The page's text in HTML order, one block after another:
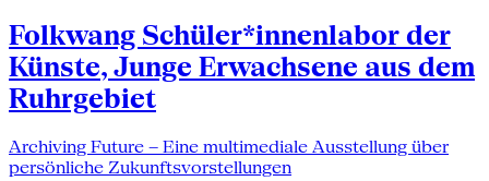
Folkwang Schüler*innenlabor der
Künste, Junge Erwachsene aus dem
Ruhrgebiet
Archiving Future – Eine multimediale Ausstellung über
persönliche Zukunftsvorstellungen